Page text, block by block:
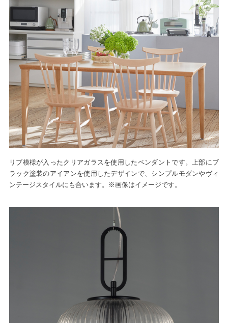
リブ模様が入ったクリアガラスを使用したペンダントです。上部にブ
ラック塗装のアイアンを使用したデザインで、シンプルモダンやヴィ
ンテージスタイルにも合います。※画像はイメージです。